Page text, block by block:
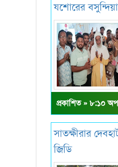
যশোরের
প্রকাশিত » ৮:১০
সাতক্ষীরার
জিডি